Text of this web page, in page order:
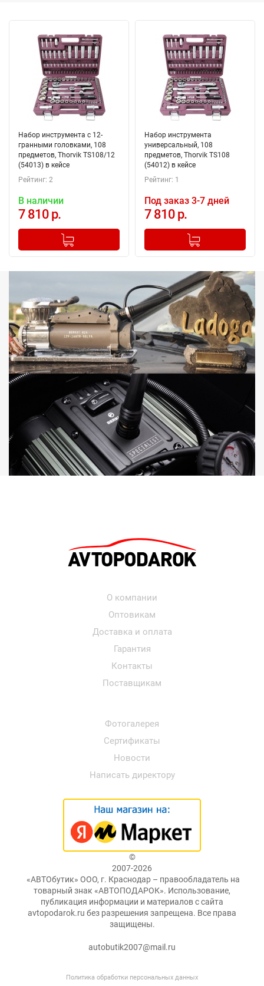
Набор инструмента с 12-
гранными головками, 108
предметов, Thorvik TS108/12
(54013) в кейсе
Рейтинг: 2
В наличии
7 810 р.
+
Добавлено в корзину
Набор инструмента
универсальный, 108
предметов, Thorvik TS108
(54012) в кейсе
Рейтинг: 1
Под заказ 3-7 дней
7 810 р.
+
Добавлено в корзину
О компании
Оптовикам
Доставка и оплата
Гарантия
Контакты
Поставщикам
Фотогалерея
Сертификаты
Новости
Написать директору
©
2007-2026
«АВТОбутик» ООО, г. Краснодар – правообладатель на
товарный знак «АВТОПОДАРОК». Использование,
публикация информации и материалов с сайта
avtopodarok.ru без разрешения запрещена. Все права
защищены.
autobutik2007@mail.ru
Политика обработки персональных данных